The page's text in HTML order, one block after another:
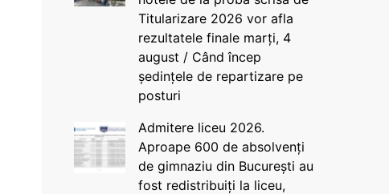
Titularizare 2026 vor afla
rezultatele finale marți, 4
august / Când încep
ședințele de repartizare pe
posturi
Admitere liceu 2026.
Aproape 600 de absolvenți
de gimnaziu din București au
fost redistribuiți la liceu,